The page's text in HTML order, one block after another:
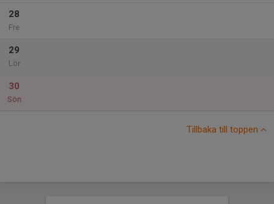
28
Fre
29
Lör
30
Sön
Tillbaka till toppen